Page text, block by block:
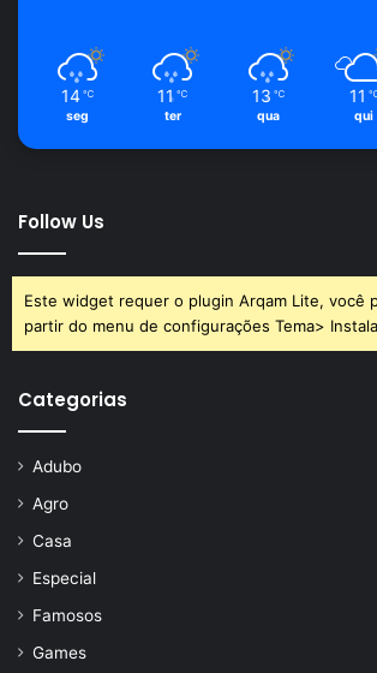
14 ℃
seg
11 ℃
ter
13 ℃
qua
11
qui
Follow Us
Este widget requer o plugin Arqam Lite, você
partir do menu de configurações Tema>
Categorias
Adubo
Agro
Casa
Especial
Famosos
Games